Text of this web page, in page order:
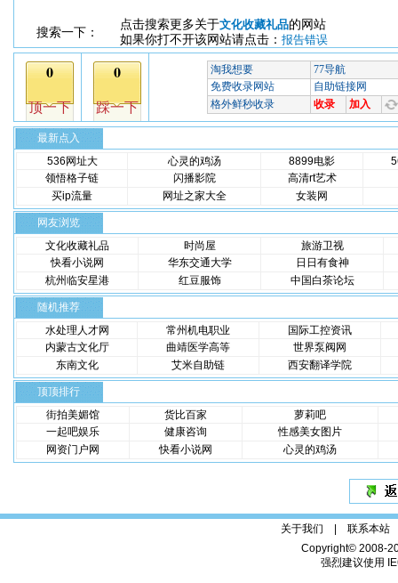
搜索一下：
点击搜索更多关于文化收藏礼品的网站
如果你打不开该网站请点击： 报告错误
最新点入
536网址大
心灵的鸡汤 8899电影
领悟格子链
闪播影院
高清rt艺术
买ip流量
网址之家大全 女装网
网友浏览
文化收藏礼品
时尚屋
旅游卫视
快看小说网
华东交通大学
日日有食神
杭州临安星港
红豆服饰 中国白茶论坛
随机推荐
水处理人才网
常州机电职业
国际工控资讯
内蒙古文化厅
曲靖医学高等
世界泵阀网
东南文化
艾米自助链 西安翻译学院
顶顶排行
街拍美媚馆
货比百家
萝莉吧
一起吧娱乐
健康咨询
性感美女图片
网资门户网
快看小说网 心灵的鸡汤
关于我们 | 联系本站
Copyright© 2008-
强烈建议使用